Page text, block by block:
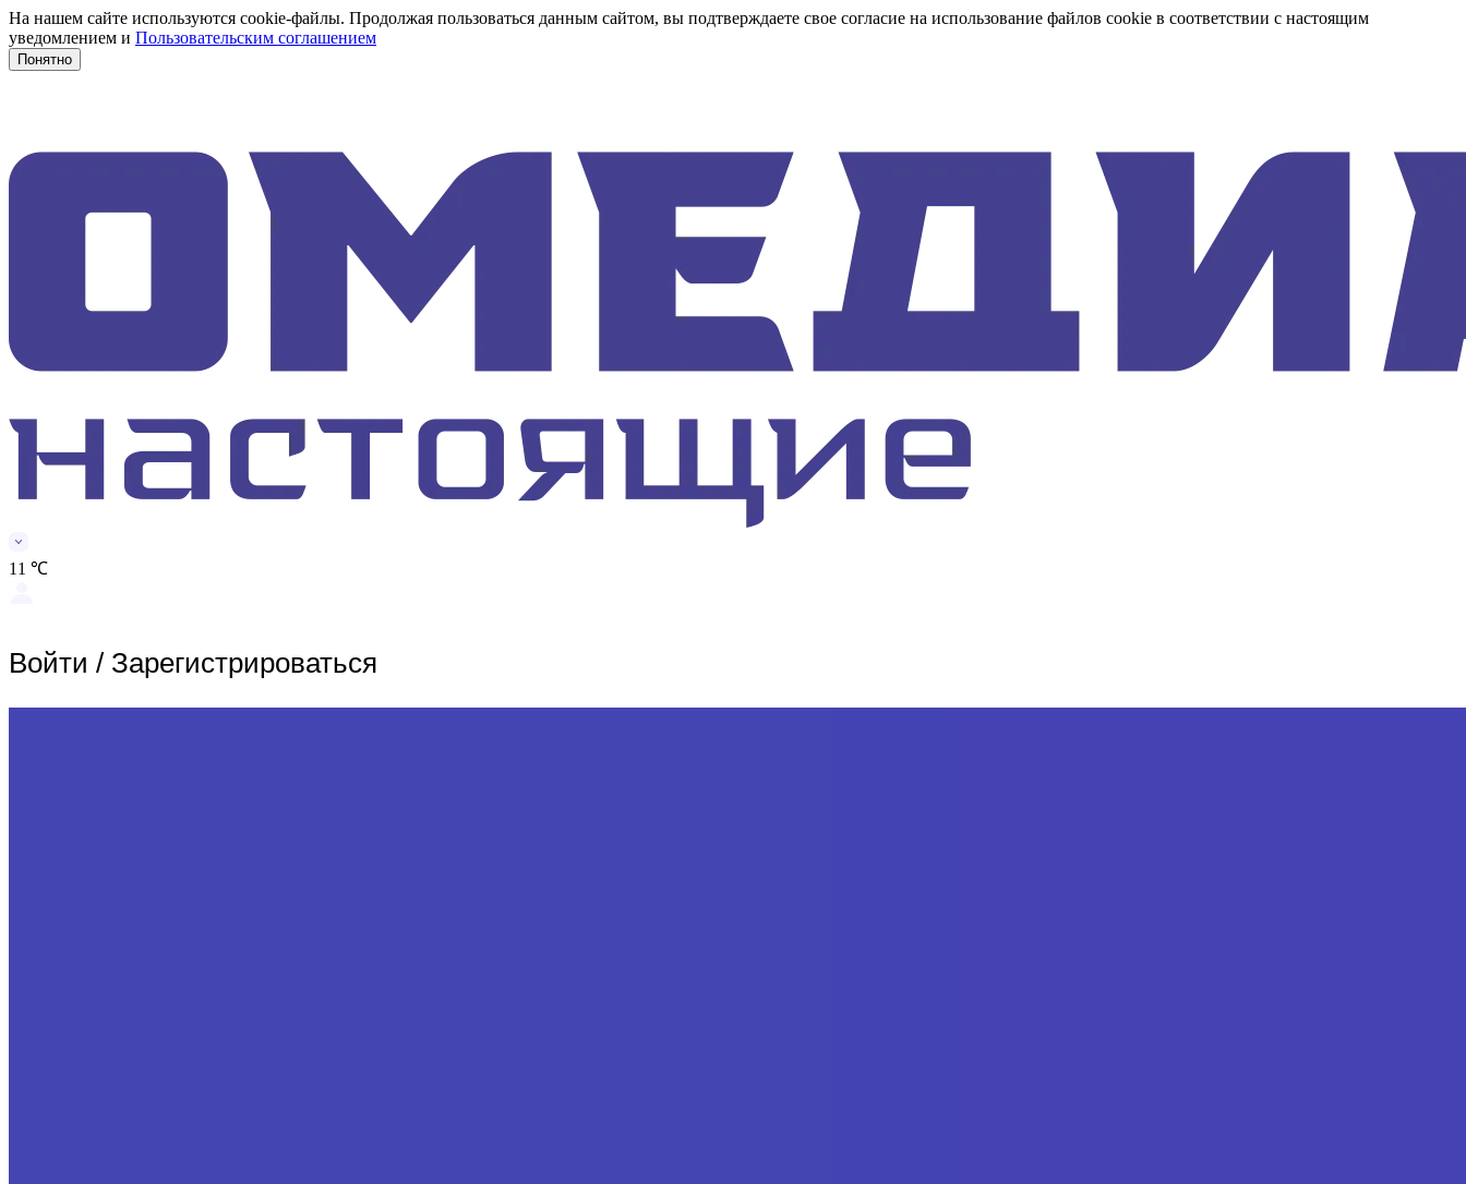
На нашем сайте используются cookie-файлы. Продолжая пользоваться данным сайтом, вы подтверждаете свое согласие на использование файлов cookie в соответствии с настоящим
уведомлением и Пользовательским соглашением
Понятно
11 ℃
Войти / Зарегистрироваться